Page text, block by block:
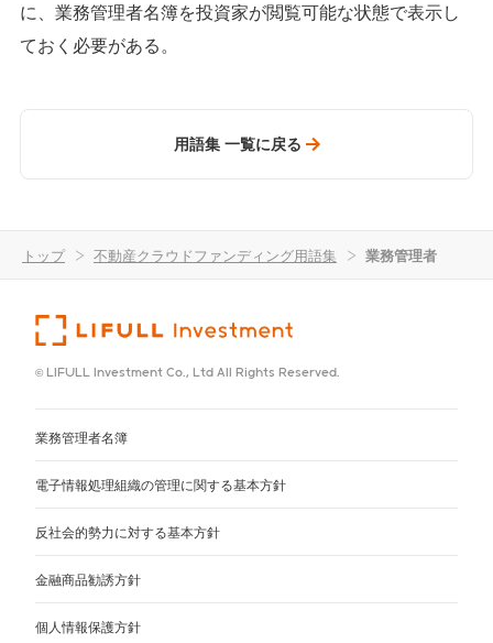
に、業務管理者名簿を投資家が閲覧可能な状態で表示し
ておく必要がある。
用語集 一覧に戻る
トップ > 不動産クラウドファンディング用語集 > 業務管理者
© LIFULL Investment Co., Ltd All Rights Reserved.
業務管理者名簿
電子情報処理組織の管理に関する基本方針
反社会的勢力に対する基本方針
金融商品勧誘方針
個人情報保護方針